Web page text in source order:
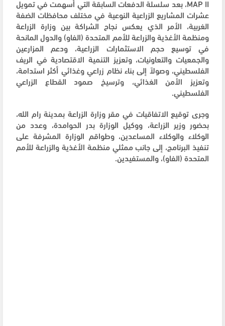
MAP II، بعد سلسلة الدفعات السابقة التي أسهمت في تمويل
عشرات المشاريع الزراعية النوعية في مختلف محافظات الضفة
الغربية، الأمر الذي يعكس نجاح الشراكة بين وزارة الزراعة
ومنظمة الأغذية والزراعة للأمم المتحدة (الفاو) والدول المانحة
في توسيع حجم الاستثمارات الزراعية، ودعم المزارعين
والجمعيات والتعاونيات، وتعزيز التنمية الاقتصادية في الريف
الفلسطيني، وصولاً إلى بناء نظام زراعي وغذائي أكثر استدامة،
وتعزيز الأمن الغذائي، وترسيخ صمود القطاع الزراعي
الفلسطيني.
وجرى توقيع الاتفاقيات في مقر وزارة الزراعة بمدينة رام الله،
بحضور وزير الزراعة، ووكيل الوزارة بدر الحوامدة، وعدد من
الوكلاء والوكلاء المساعدين، وطواقم الوزارة المشرفة على
تنفيذ البرنامج، إلى جانب ممثلي منظمة الأغذية والزراعة للأمم
المتحدة (الفاو)، والمستفيدين.